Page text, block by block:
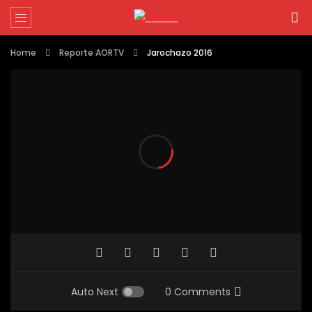
Home Reporte AORTV Jarochazo 2016
Auto Next 0 Comments